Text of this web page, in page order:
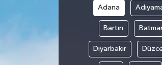
Adana
Bartın
Diyarbakır